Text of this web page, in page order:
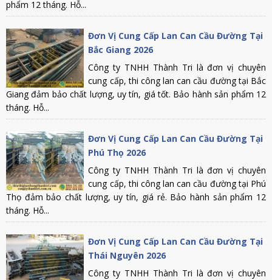
phẩm 12 tháng. Hỗ...
Đơn Vị Cung Cấp Lan Can Cầu Đường Tại
Bắc Giang 2026
Công ty TNHH Thành Tri là đơn vị chuyên
cung cấp, thi công lan can cầu đường tại Bắc
Giang đảm bảo chất lượng, uy tín, giá tốt. Bảo hành sản phẩm 12
tháng. Hỗ...
Đơn Vị Cung Cấp Lan Can Cầu Đường Tại
Phú Thọ 2026
Công ty TNHH Thành Tri là đơn vị chuyên
cung cấp, thi công lan can cầu đường tại Phú
Thọ đảm bảo chất lượng, uy tín, giá rẻ. Bảo hành sản phẩm 12
tháng. Hỗ...
Đơn Vị Cung Cấp Lan Can Cầu Đường Tại
Thái Nguyên 2026
Công ty TNHH Thành Tri là đơn vị chuyên